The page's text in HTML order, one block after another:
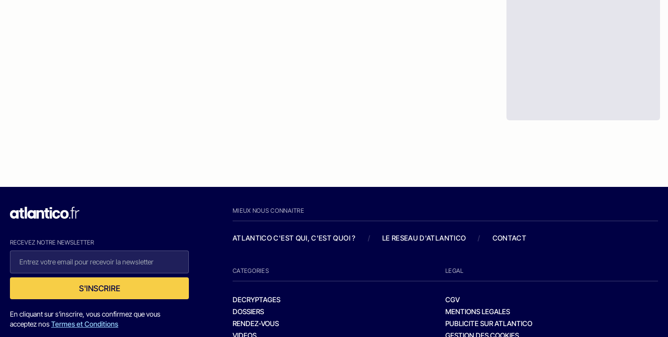
RECEVEZ NOTRE NEWSLETTER
S'INSCRIRE
En cliquant sur s'inscrire, vous confirmez que vous
acceptez nosTermes et Conditions
MIEUX NOUS CONNAITRE
ATLANTICO C'EST QUI, C'EST QUOI ? / LE RESEAU D'ATLANTICO / CONTACT
CATEGORIES
DECRYPTAGES
DOSSIERS
RENDEZ-VOUS
VIDEOS
LEGAL
CGV
MENTIONS LEGALES
PUBLICITE SUR ATLANTICO
GESTION DES COOKIES